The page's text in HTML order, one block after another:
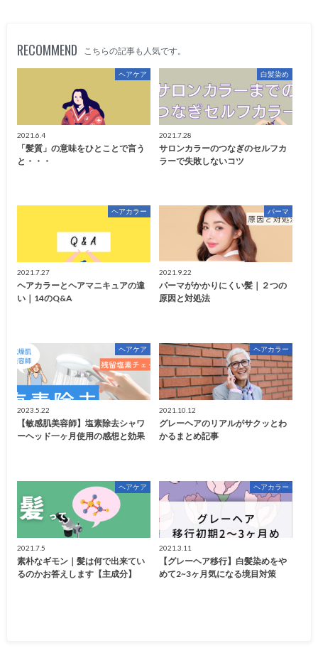
RECOMMEND こちらの記事も人気です。
ヘアケア
2021.6.4
「髪質」の意味をひとことで言う
と・・・
白髪染め
2021.7.28
サロンカラーのつなぎのセルフカ
ラーで失敗しないコツ
ヘアカラー
2021.7.27
ヘアカラーとヘアマニキュアの違
い｜14のQ&A
パーマ
2021.9.22
パーマがかかりにくい髪｜２つの
原因と対処法
ヘアケア
2023.5.22
【敏感肌美容師】塩素除去シャワ
ーヘッド一ヶ月使用の感想と効果
ヘアカラー
2021.10.12
グレーヘアのリアルがサクッとわ
かるまとめ記事
ヘアケア
2021.7.5
素朴なギモン｜髪は何で出来てい
るのかお答えします【主成分】
ヘアカラー
2021.3.11
【グレーヘア移行】白髪染めをや
めて2~3ヶ月気になる境目対策